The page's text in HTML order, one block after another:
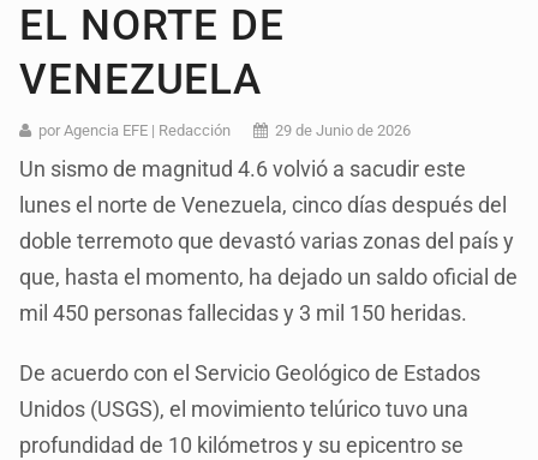
EL NORTE DE
VENEZUELA
por Agencia EFE | Redacción 29 de Junio de 2026
Un sismo de magnitud 4.6 volvió a sacudir este
lunes el norte de Venezuela, cinco días después del
doble terremoto que devastó varias zonas del país y
que, hasta el momento, ha dejado un saldo oficial de
mil 450 personas fallecidas y 3 mil 150 heridas.
De acuerdo con el Servicio Geológico de Estados
Unidos (USGS), el movimiento telúrico tuvo una
profundidad de 10 kilómetros y su epicentro se